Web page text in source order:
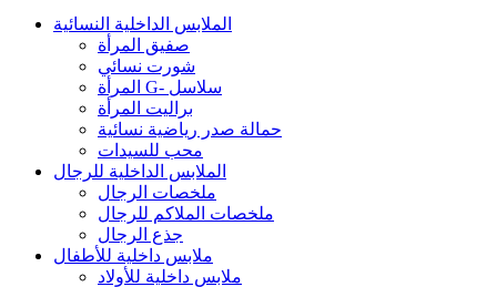
الملابس الداخلية النسائية
صفيق المرأة
شورت نسائي
المرأة G- سلاسل
براليت المرأة
حمالة صدر رياضية نسائية
محب للسيدات
الملابس الداخلية للرجال
ملخصات الرجال
ملخصات الملاكم للرجال
جذع الرجال
ملابس داخلية للأطفال
ملابس داخلية للأولاد